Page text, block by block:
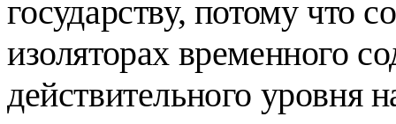
государству, потому что
изоляторах временного
действительного уровня